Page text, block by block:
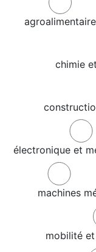
agroalimentaire
chimie
électronique et
machines
mobilité